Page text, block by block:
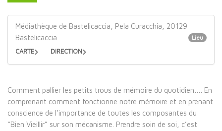
Médiathèque de Bastelicaccia, Pela Curacchia, 20129
Bastelicaccia
Lieu
CARTE DIRECTION
Comment pallier les petits trous de mémoire du quotidien…. En
comprenant comment fonctionne notre mémoire et en prenant
conscience de l’importance de toutes les composantes du
“Bien Vieillir” sur son mécanisme. Prendre soin de soi, c’est